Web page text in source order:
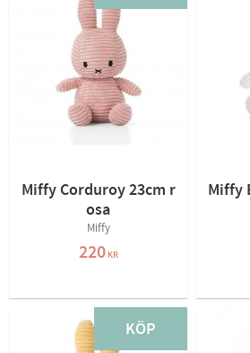
Miffy Corduroy 23cm r
osa
Miffy
220KR
Miffy
KÖP